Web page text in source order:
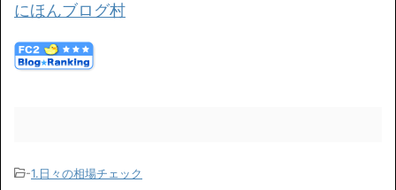
にほんブログ村
-1.日々の相場チェック